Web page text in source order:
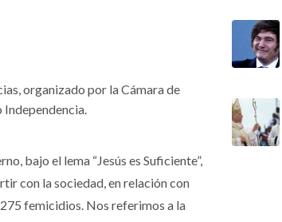
organizado por la Cámara de
bajo el lema “Jesús es Suficiente”,
con la sociedad, en relación con
femicidios. Nos referimos a la